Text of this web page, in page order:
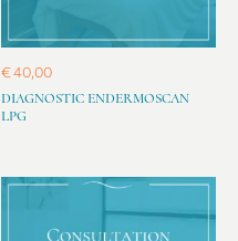
€40,00
DIAGNOSTIC ENDERMOSCAN
LPG